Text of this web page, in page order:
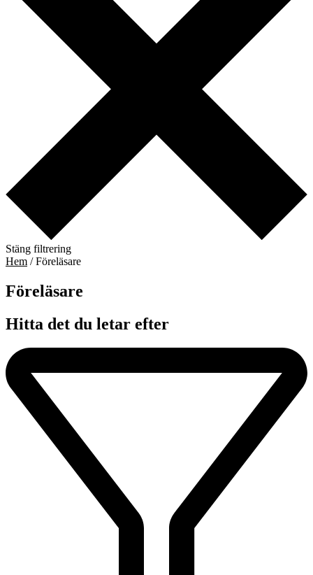
Stäng filtrering
Hem / Föreläsare
Föreläsare​
Hitta det du letar efter​